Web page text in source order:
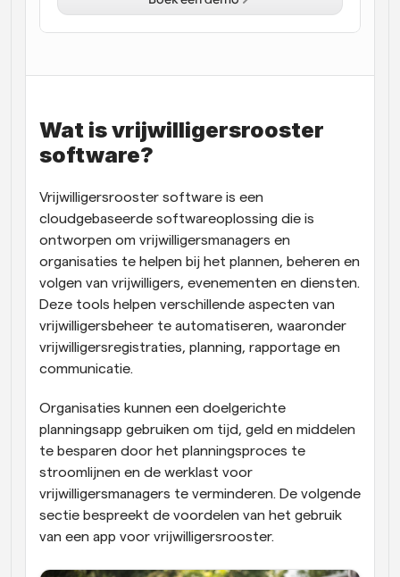
Supercharged planning met AI-gestuurde
oproepen
Instant Vergaderingen
Dynamische Groep Links
Boek naadloos vergaderingen met meerdere mensen
Webhooks
Ontvang een melding wanneer er iets gebeurt
Wat is vrijwilligersrooster
software?
Vrijwilligersrooster software is een
cloudgebaseerde softwareoplossing die is
ontworpen om vrijwilligersmanagers en
organisaties te helpen bij het plannen, beheren en
volgen van vrijwilligers, evenementen en diensten.
Deze tools helpen verschillende aspecten van
vrijwilligersbeheer te automatiseren, waaronder
vrijwilligersregistraties, planning, rapportage en
communicatie.
Organisaties kunnen een doelgerichte
planningsapp gebruiken om tijd, geld en middelen
te besparen door het planningsproces te
stroomlijnen en de werklast voor
vrijwilligersmanagers te verminderen. De volgende
sectie bespreekt de voordelen van het gebruik
van een app voor vrijwilligersrooster.